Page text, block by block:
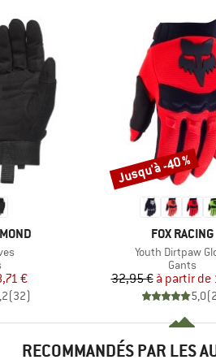
group
réduit
€
(32)
MARQUE
FOX RACING
Article
Youth Dirtpaw
Product
Gants
Prix
32,95 € Prix
à partir de
5,0(2
Remise
Jusqu'à -40 %
RECOMMANDÉS PAR LES